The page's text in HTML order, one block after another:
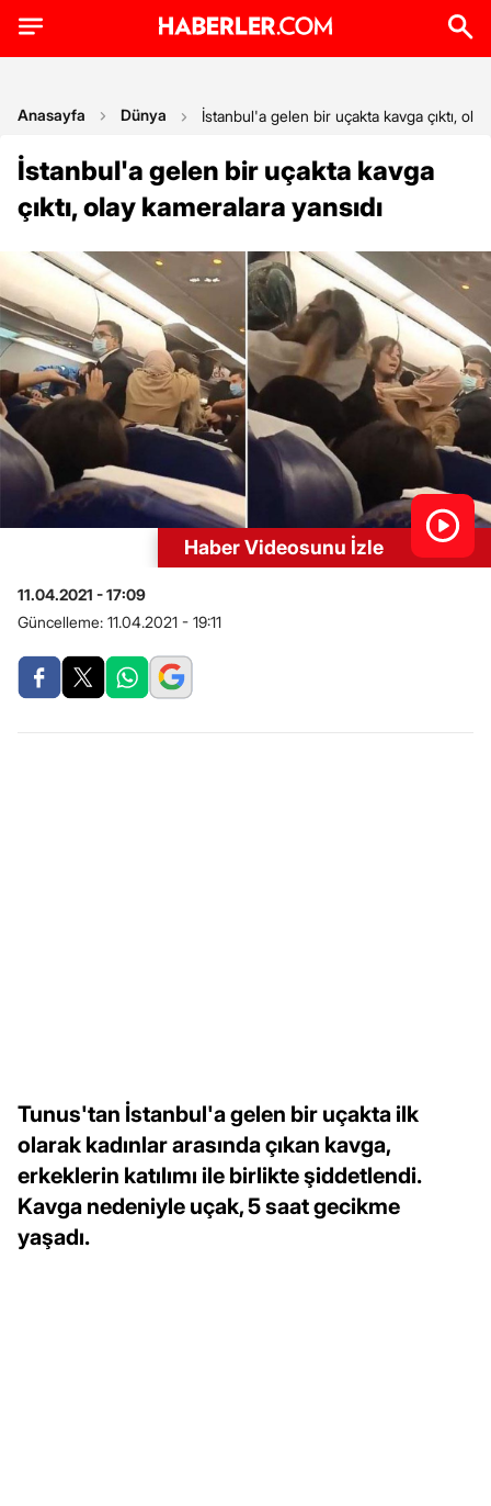
Anasayfa Dünya İstanbul'a gelen bir uçakta kavga çıktı, olay
İstanbul'a gelen bir uçakta kavga
çıktı, olay kameralara yansıdı
Haber Videosunu İzle
11.04.2021 - 17:09
Güncelleme: 11.04.2021 - 19:11
Tunus'tan İstanbul'a gelen bir uçakta ilk
olarak kadınlar arasında çıkan kavga,
erkeklerin katılımı ile birlikte şiddetlendi.
Kavga nedeniyle uçak, 5 saat gecikme
yaşadı.